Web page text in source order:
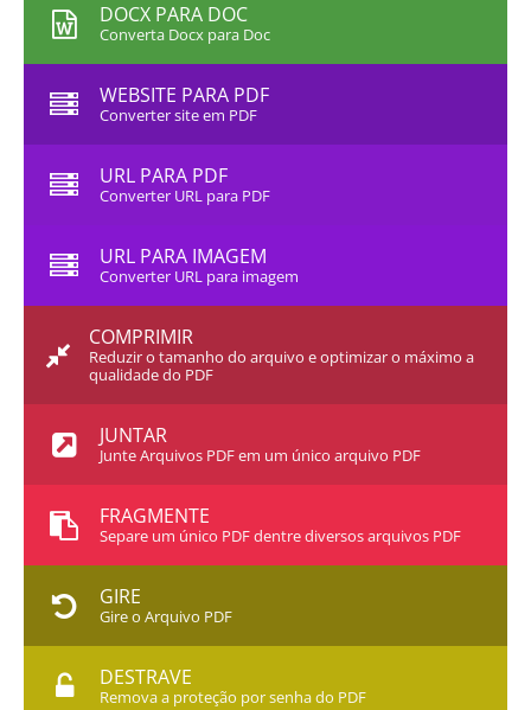
DOCX PARA DOC
Converta Docx para Doc
WEBSITE PARA PDF
Converter site em PDF
URL PARA PDF
Converter URL para PDF
URL PARA IMAGEM
Converter URL para imagem
COMPRIMIR
Reduzir o tamanho do arquivo e optimizar o máximo a
qualidade do PDF
JUNTAR
Junte Arquivos PDF em um único arquivo PDF
FRAGMENTE
Separe um único PDF dentre diversos arquivos PDF
GIRE
Gire o Arquivo PDF
DESTRAVE
Remova a proteção por senha do PDF